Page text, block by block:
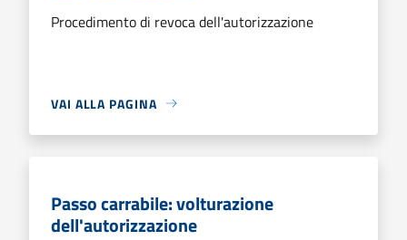
Procedimento di revoca dell'autorizzazione
VAI ALLA PAGINA
Passo carrabile: volturazione
dell'autorizzazione